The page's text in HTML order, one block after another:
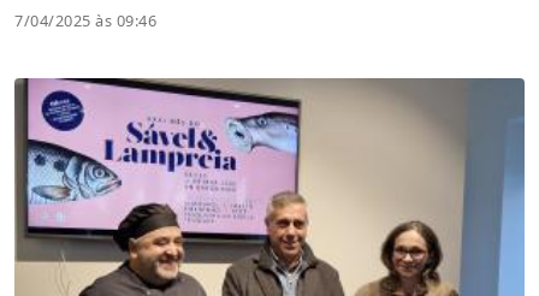
7/04/2025 às 09:46